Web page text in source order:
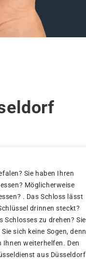
Sie haben Ihren
Möglicherweise
. Das Schloss lässt
drinnen steckt?
Schlosses zu drehen? Sie
sich keine Sogen, denn
weiterhelfen. Den
aus Düsseldorf